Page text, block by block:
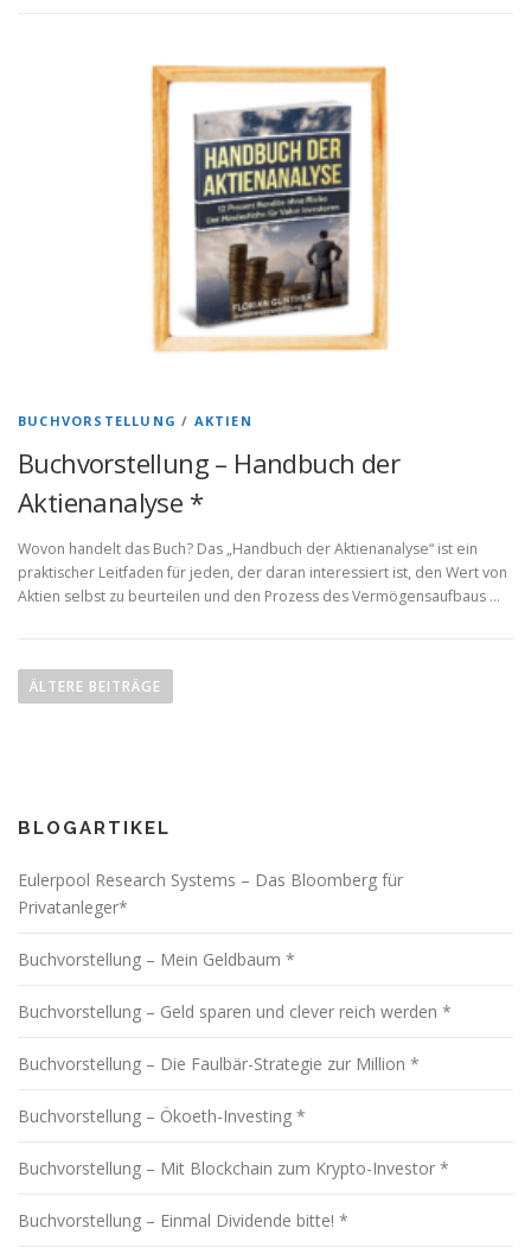
BUCHVORSTELLUNG / AKTIEN
Buchvorstellung – Handbuch der
Aktienanalyse *
Wovon handelt das Buch? Das „Handbuch der Aktienanalyse“ ist ein
praktischer Leitfaden für jeden, der daran interessiert ist, den Wert von
Aktien selbst zu beurteilen und den Prozess des Vermögensaufbaus …
e
g
s
n
v
g
a
i
n
ÄLTERE BEITRÄGE
BLOGARTIKEL
Eulerpool Research Systems – Das Bloomberg für
Privatanleger*
Buchvorstellung – Mein Geldbaum *
Buchvorstellung – Geld sparen und clever reich werden *
Buchvorstellung – Die Faulbär-Strategie zur Million *
Buchvorstellung – Ökoeth-Investing *
Buchvorstellung – Mit Blockchain zum Krypto-Investor *
Buchvorstellung – Einmal Dividende bitte! *